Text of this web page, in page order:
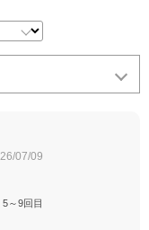
07/09
5～9回目